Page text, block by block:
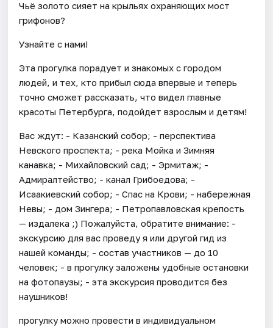
Чьё золото сияет на крыльях охраняющих мост
грифонов?
Узнайте с нами!
Эта прогулка порадует и знакомых с городом
людей, и тех, кто прибыл сюда впервые и теперь
точно сможет рассказать, что видел главные
красоты Петербурга, подойдет взрослым и детям!
Вас ждут: - Казанский собор; - перспектива
Невского проспекта; - река Мойка и Зимняя
канавка; - Михайловский сад; - Эрмитаж; -
Адмиралтейство; - канал Грибоедова; -
Исаакиевский собор; - Спас на Крови; - набережная
Невы; - дом Зингера; - Петропавловская крепость
— издалека ;) Пожалуйста, обратите внимание: -
экскурсию для вас проведу я или другой гид из
нашей команды; - состав участников — до 10
человек; - в прогулку заложены удобные остановки
на фотопаузы; - эта экскурсия проводится без
наушников!
прогулку можно провести в индивидуальном